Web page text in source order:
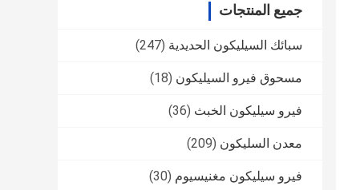
جميع المنتجات
سبائك السيليكون الحديدية (247)
مسحوق فيرو السيليكون (18)
فيرو سيليكون الخبث (36)
معدن السليكون (209)
فيرو سيليكون مغنيسيوم (30)